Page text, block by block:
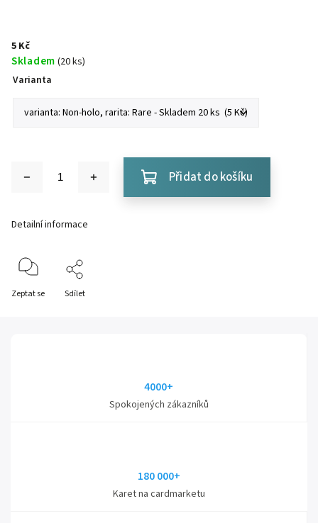
5 Kč
Skladem (20 ks)
Varianta
Přidat do košíku
Detailní informace
Zeptat se Sdílet
4000+
Spokojených zákazníků
180 000+
Karet na cardmarketu